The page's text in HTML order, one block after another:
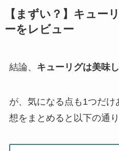
【まずい？】キュー
ーをレビュー
結論、 キューリグは美味
が、気になる点も1つだ
想をまとめると以下の通り